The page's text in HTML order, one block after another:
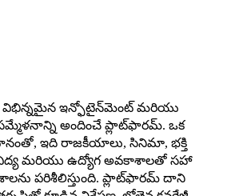
విభిన్నమైన ఇన్ఫోటైన్‌మెంట్ మరియు
అందించే ప్లాట్‌ఫారమ్. ఒక
ఇది రాజకీయాలు, సినిమా, భక్తి
విద్య మరియు ఉద్యోగ అవకాశాలతో సహా
పరిశీలిస్తుంది. ప్లాట్‌ఫారమ్ దాని